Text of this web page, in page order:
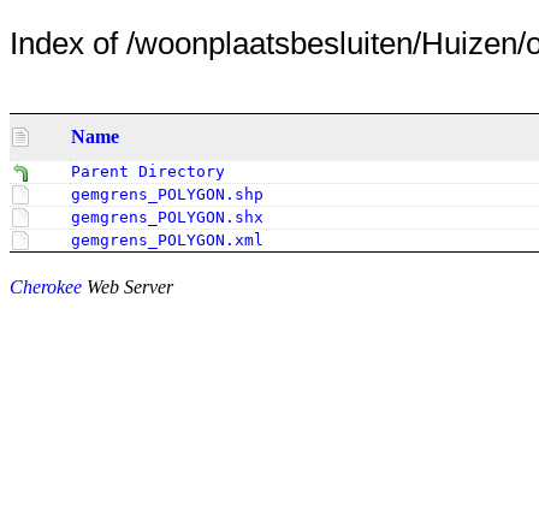
Index of /woonplaatsbesluiten/Huizen/
Name
Parent Directory
gemgrens_POLYGON.shp
gemgrens_POLYGON.shx
gemgrens_POLYGON.xml
Cherokee Web Server